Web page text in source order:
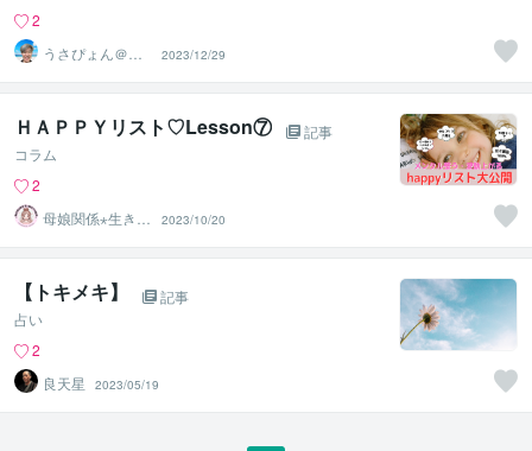
2
うさぴょん＠癒
し系アラフィフ
心寄り添い人
2023/12/29
ＨＡＰＰＹリスト♡Lesson⑦
記事
コラム
2
母娘関係⋆生きづ
らさ軽く܀ꕤ܀の
すけママ
2023/10/20
【トキメキ】
記事
占い
2
良天星
2023/05/19